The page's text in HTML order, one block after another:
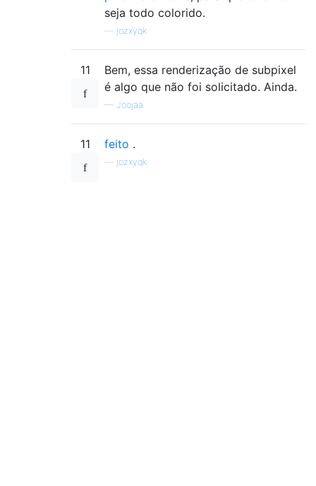
seja todo colorido.
jozxyqk
11
Bem, essa renderização de subpixel
é algo que não foi solicitado. Ainda.
— Joojaa
11 feito .
jozxyqk